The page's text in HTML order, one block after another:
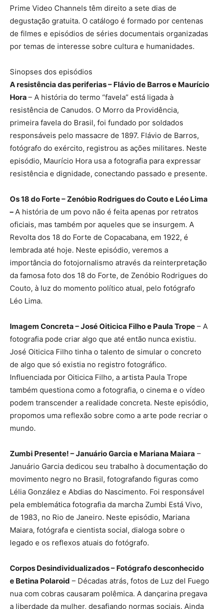
Prime Video Channels têm direito a sete dias de
degustação gratuita. O catálogo é formado por centenas
de filmes e episódios de séries documentais organizadas
por temas de interesse sobre cultura e humanidades.
Sinopses dos episódios
A resistência das periferias – Flávio de Barros e Maurício
Hora – A história do termo “favela” está ligada à
resistência de Canudos. O Morro da Providência,
primeira favela do Brasil, foi fundado por soldados
responsáveis pelo massacre de 1897. Flávio de Barros,
fotógrafo do exército, registrou as ações militares. Neste
episódio, Maurício Hora usa a fotografia para expressar
resistência e dignidade, conectando passado e presente.
Os 18 do Forte – Zenóbio Rodrigues do Couto e Léo Lima
– A história de um povo não é feita apenas por retratos
oficiais, mas também por aqueles que se insurgem. A
Revolta dos 18 do Forte de Copacabana, em 1922, é
lembrada até hoje. Neste episódio, veremos a
importância do fotojornalismo através da reinterpretação
da famosa foto dos 18 do Forte, de Zenóbio Rodrigues do
Couto, à luz do momento político atual, pelo fotógrafo
Léo Lima.
Imagem Concreta – José Oiticica Filho e Paula Trope – A
fotografia pode criar algo que até então nunca existiu.
José Oiticica Filho tinha o talento de simular o concreto
de algo que só existia no registro fotográfico.
Influenciada por Oiticica Filho, a artista Paula Trope
também questiona como a fotografia, o cinema e o vídeo
podem transcender a realidade concreta. Neste episódio,
propomos uma reflexão sobre como a arte pode recriar o
mundo.
Zumbi Presente! – Januário Garcia e Mariana Maiara –
Januário Garcia dedicou seu trabalho à documentação do
movimento negro no Brasil, fotografando figuras como
Lélia González e Abdias do Nascimento. Foi responsável
pela emblemática fotografia da marcha Zumbi Está Vivo,
de 1983, no Rio de Janeiro. Neste episódio, Mariana
Maiara, fotógrafa e cientista social, dialoga sobre o
legado e os reflexos atuais do fotógrafo.
Corpos Desindividualizados – Fotógrafo desconhecido
e Betina Polaroid – Décadas atrás, fotos de Luz del Fuego
nua com cobras causaram polêmica. A dançarina pregava
a liberdade da mulher, desafiando normas sociais. Ainda